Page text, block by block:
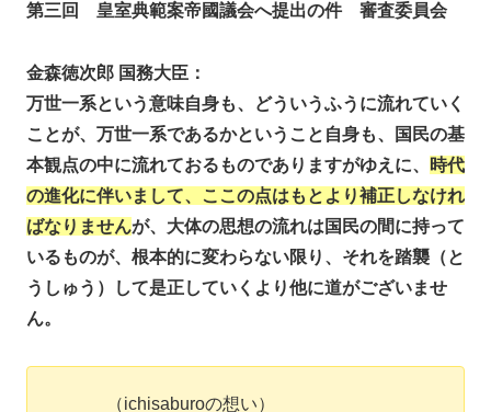
第三回 皇室典範案帝國議会へ提出の件 審査委員会
金森徳次郎 国務大臣：
万世一系という意味自身も、どういうふうに流れていく
ことが、万世一系であるかということ自身も、国民の基
本観点の中に流れておるものでありますがゆえに、
時代
の進化に伴いまして、ここの点はもとより補正しなけれ
ばなりませんが、大体の思想の流れは国民の間に持って
いるものが、根本的に変わらない限り、それを踏襲（と
うしゅう）して是正していくより他に道がございませ
ん。
（ichisaburoの想い）